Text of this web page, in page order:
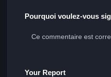
Pourquoi voulez-vous
Your Report